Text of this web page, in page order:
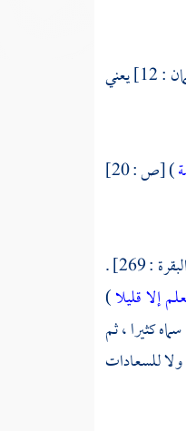
) [لقمان : 12] يعني
) [ص : 20]
) [البقرة : 269] .
إلا قليلا)
سماه كثيرا ، ثم
ولا للسعادات